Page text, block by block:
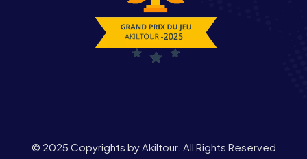
© 2025 Copyrights by Akiltour. All Rights Reserved